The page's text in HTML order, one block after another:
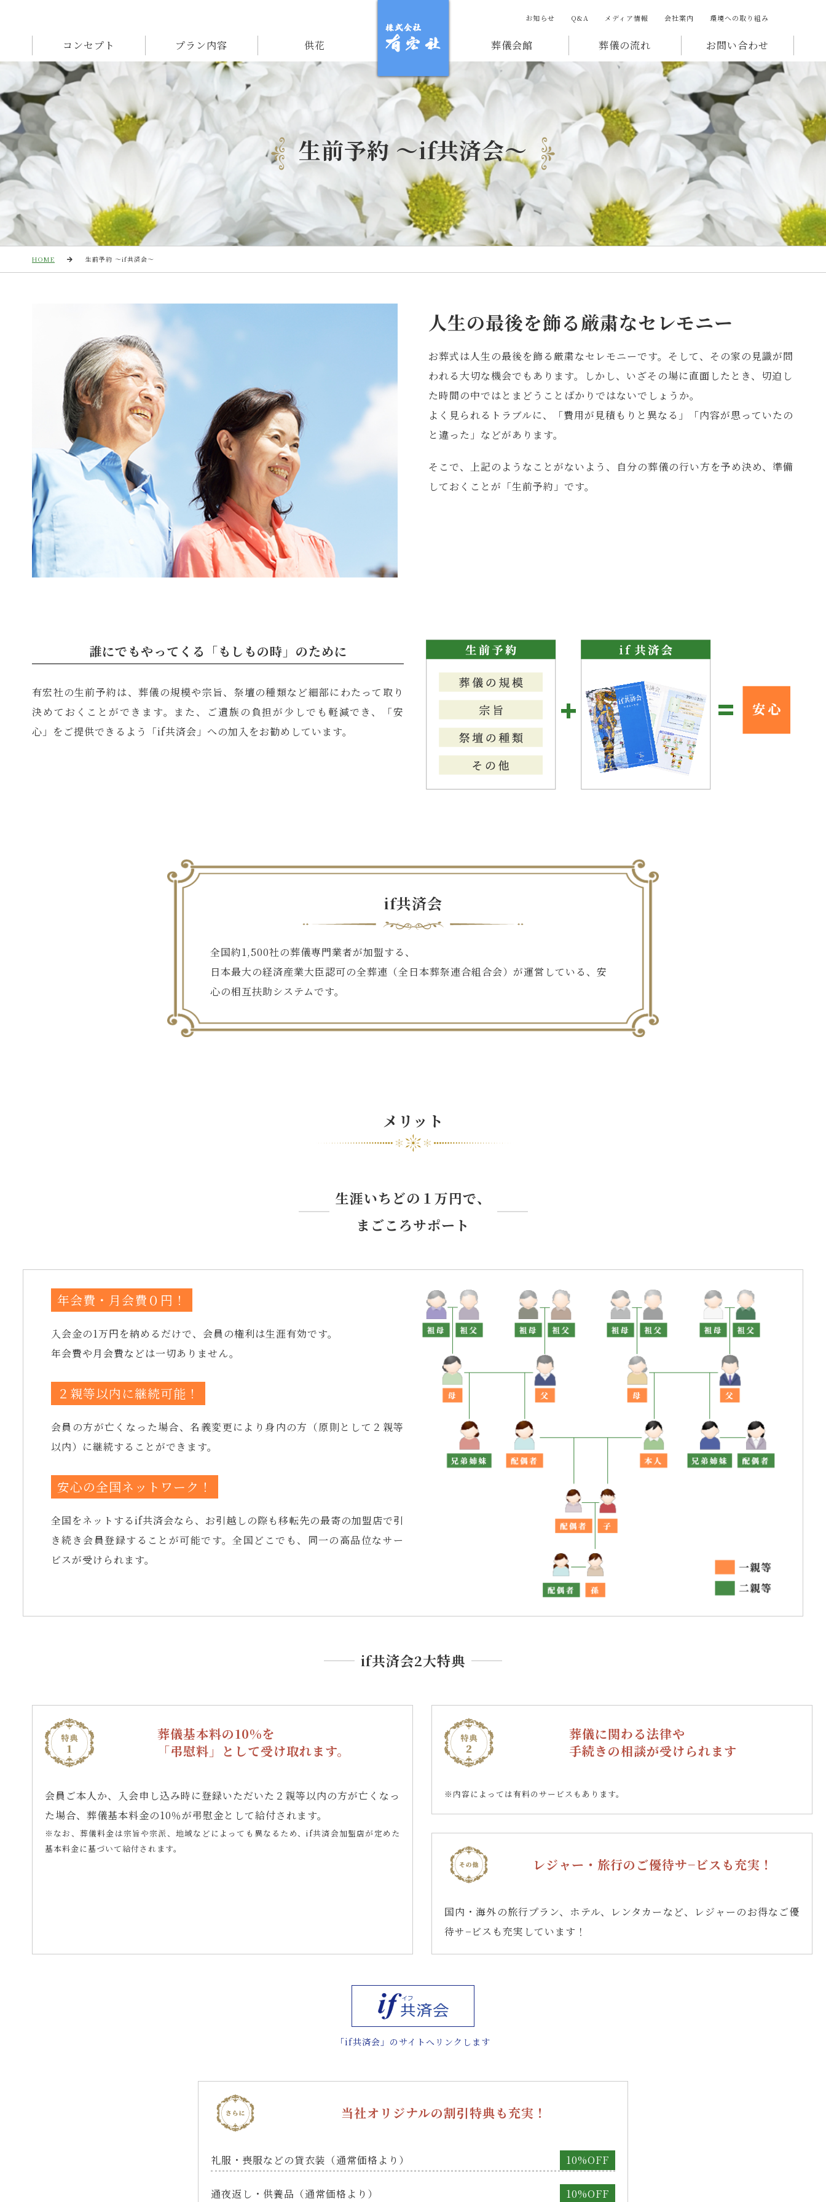
お知らせ Q&A メディア情報 会社案内 環境への取り組み
コンセプト プラン内容 供花 葬儀会館 葬儀の流れ お問い合わせ
生前予約 ～if共済会～
HOME 生前予約 ～if共済会～
人生の最後を飾る厳粛なセレモニー
お葬式は人生の最後を飾る厳粛なセレモニーです。そして、その家の見識が問
われる大切な機会でもあります。しかし、いざその場に直面したとき、切迫し
た時間の中ではとまどうことばかりではないでしょうか。
よく見られるトラブルに、「費用が見積もりと異なる」「内容が思っていたの
と違った」などがあります。
そこで、上記のようなことがないよう、自分の葬儀の行い方を予め決め、準備
しておくことが「生前予約」です。
誰にでもやってくる「もしもの時」のために
有宏社の生前予約は、葬儀の規模や宗旨、祭壇の種類など細部にわたって取り
決めておくことができます。また、ご遺族の負担が少しでも軽減でき、「安
心」をご提供できるよう「if共済会」への加入をお勧めしています。
if共済会
全国約1,500社の葬儀専門業者が加盟する、
日本最大の経済産業大臣認可の全葬連（全日本葬祭連合組合会）が運営している、安
心の相互扶助システムです。
メリット
生涯いちどの１万円で、
まごころサポート
年会費・月会費０円！
入会金の1万円を納めるだけで、会員の権利は生涯有効です。
年会費や月会費などは一切ありません。
２親等以内に継続可能！
会員の方が亡くなった場合、名義変更により身内の方（原則として２親等
以内）に継続することができます。
安心の全国ネットワーク！
全国をネットするif共済会なら、お引越しの際も移転先の最寄の加盟店で引
き続き会員登録することが可能です。全国どこでも、同一の高品位なサー
ビスが受けられます。
if共済会2大特典
葬儀基本料の10%を
「弔慰料」として受け取れます。
会員ご本人か、入会申し込み時に登録いただいた２親等以内の方が亡くなっ
た場合、葬儀基本料金の10％が弔慰金として給付されます。
※なお、葬儀料金は宗旨や宗派、地域などによっても異なるため、if共済会加盟店が定めた
基本料金に基づいて給付されます。
葬儀に関わる法律や
手続きの相談が受けられます
※内容によっては有料のサービスもあります。
レジャー・旅行のご優待サ−ビスも充実！
国内・海外の旅行プラン、ホテル、レンタカーなど、レジャーのお得なご優
待サ−ビスも充実しています！
「if共済会」のサイトへリンクします
当社オリジナルの割引特典も充実！
礼服・喪服などの貸衣装（通常価格より） 10%OFF
通夜返し・供養品（通常価格より） 10%OFF